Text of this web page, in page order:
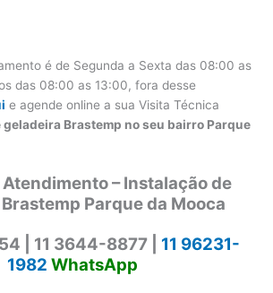
é de Segunda a Sexta das 08:00 as
das 08:00 as 13:00, fora desse
e agende online a sua Visita Técnica
geladeira Brastemp no seu bairro Parque
– Instalação de
Parque da Mooca
| 11 3644-8877 | 11 96231-
1982 WhatsApp